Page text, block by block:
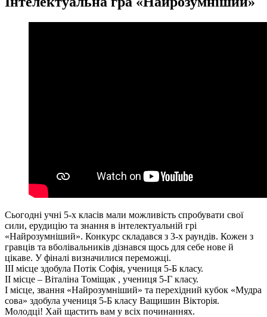
Сьогодні учні 5-х класів мали можливість спробувати свої
сили, ерудицію та знання в інтелектуальній грі
«Найрозумніший». Конкурс складався з 3-х раундів. Кожен з
гравців та вболівальників дізнався щось для себе нове й
цікаве. У фіналі визначилися переможці.
ІІІ місце здобула Потік Софія, учениця 5-Б класу.
ІІ місце – Віталіна Томіщак , учениця 5-Г класу.
І місце, звання «Найрозумніший» та перехідний кубок «Мудра
сова» здобула учениця 5-Б класу Ващишин Вікторія.
Молодці! Хай щастить вам у всіх починаннях.